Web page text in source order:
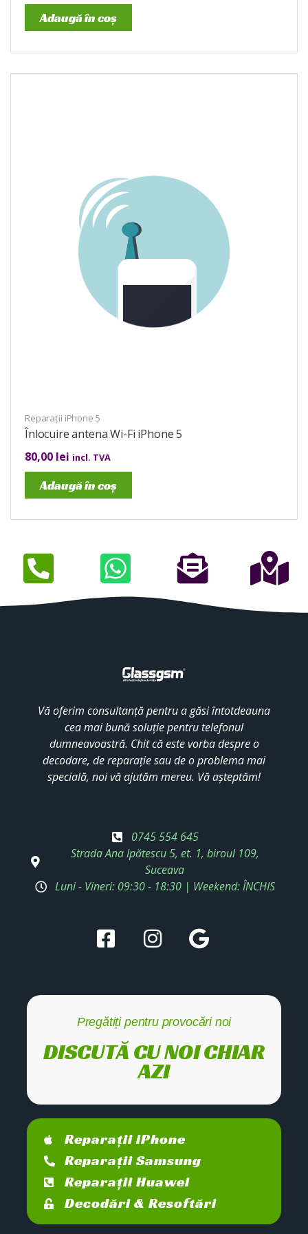
Adaugă în coș
Reparații iPhone 5
Înlocuire antena Wi-Fi iPhone 5
80,00 lei incl. TVA
Adaugă în coș
Vă oferim consultanță pentru a găsi întotdeauna
cea mai bună soluție pentru telefonul
dumneavoastră. Chit că este vorba despre o
decodare, de reparație sau de o problema mai
specială, noi vă ajutăm mereu. Vă așteptăm!
0745 554 645
Strada Ana Ipătescu 5, et. 1, biroul 109,
Suceava
Luni - Vineri: 09:30 - 18:30 | Weekend: ÎNCHIS
Pregătiți pentru provocări noi
DISCUTĂ CU NOI CHIAR
AZI
Reparații iPhone
Reparații Samsung
Reparații Huawei
Decodări & Resoftări